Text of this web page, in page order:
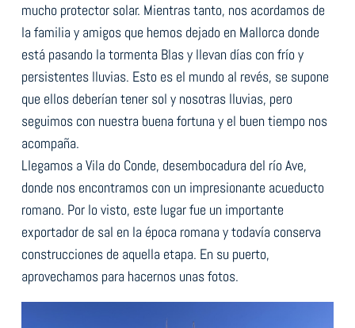
mucho protector solar. Mientras tanto, nos acordamos de
la familia y amigos que hemos dejado en Mallorca donde
está pasando la tormenta Blas y llevan días con frío y
persistentes lluvias. Esto es el mundo al revés, se supone
que ellos deberían tener sol y nosotras lluvias, pero
seguimos con nuestra buena fortuna y el buen tiempo nos
acompaña.
Llegamos a Vila do Conde, desembocadura del río Ave,
donde nos encontramos con un impresionante acueducto
romano. Por lo visto, este lugar fue un importante
exportador de sal en la época romana y todavía conserva
construcciones de aquella etapa. En su puerto,
aprovechamos para hacernos unas fotos.